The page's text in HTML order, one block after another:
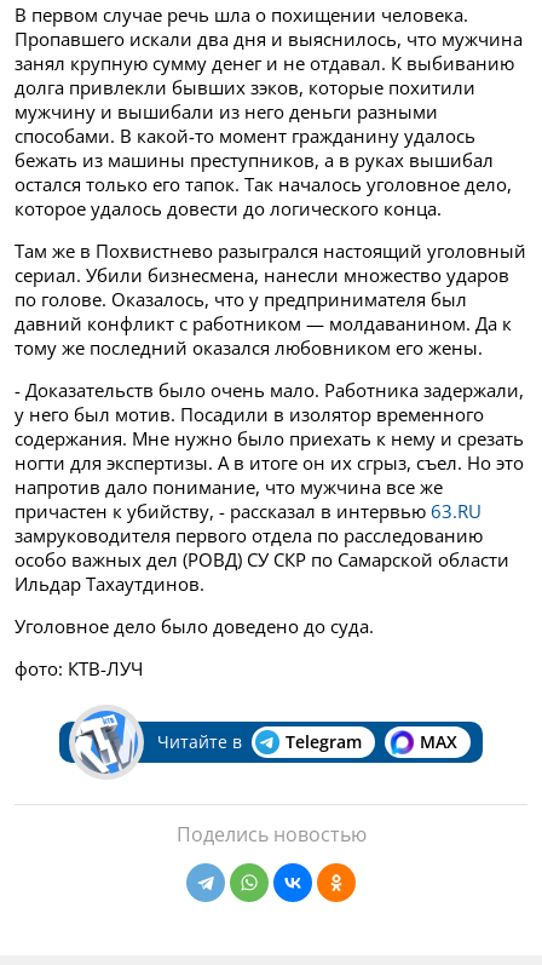
В первом случае речь шла о похищении человека.
Пропавшего искали два дня и выяснилось, что мужчина
занял крупную сумму денег и не отдавал. К выбиванию
долга привлекли бывших зэков, которые похитили
мужчину и вышибали из него деньги разными
способами. В какой-то момент гражданину удалось
бежать из машины преступников, а в руках вышибал
остался только его тапок. Так началось уголовное дело,
которое удалось довести до логического конца.
Там же в Похвистнево разыгрался настоящий уголовный
сериал. Убили бизнесмена, нанесли множество ударов
по голове. Оказалось, что у предпринимателя был
давний конфликт с работником — молдаванином. Да к
тому же последний оказался любовником его жены.
- Доказательств было очень мало. Работника задержали,
у него был мотив. Посадили в изолятор временного
содержания. Мне нужно было приехать к нему и срезать
ногти для экспертизы. А в итоге он их сгрыз, съел. Но это
напротив дало понимание, что мужчина все же
причастен к убийству, - рассказал в интервью 63.RU
замруководителя первого отдела по расследованию
особо важных дел (РОВД) СУ СКР по Самарской области
Ильдар Тахаутдинов.
Уголовное дело было доведено до суда.
фото: КТВ-ЛУЧ
Читайте в Telegram MAX
Поделись новостью